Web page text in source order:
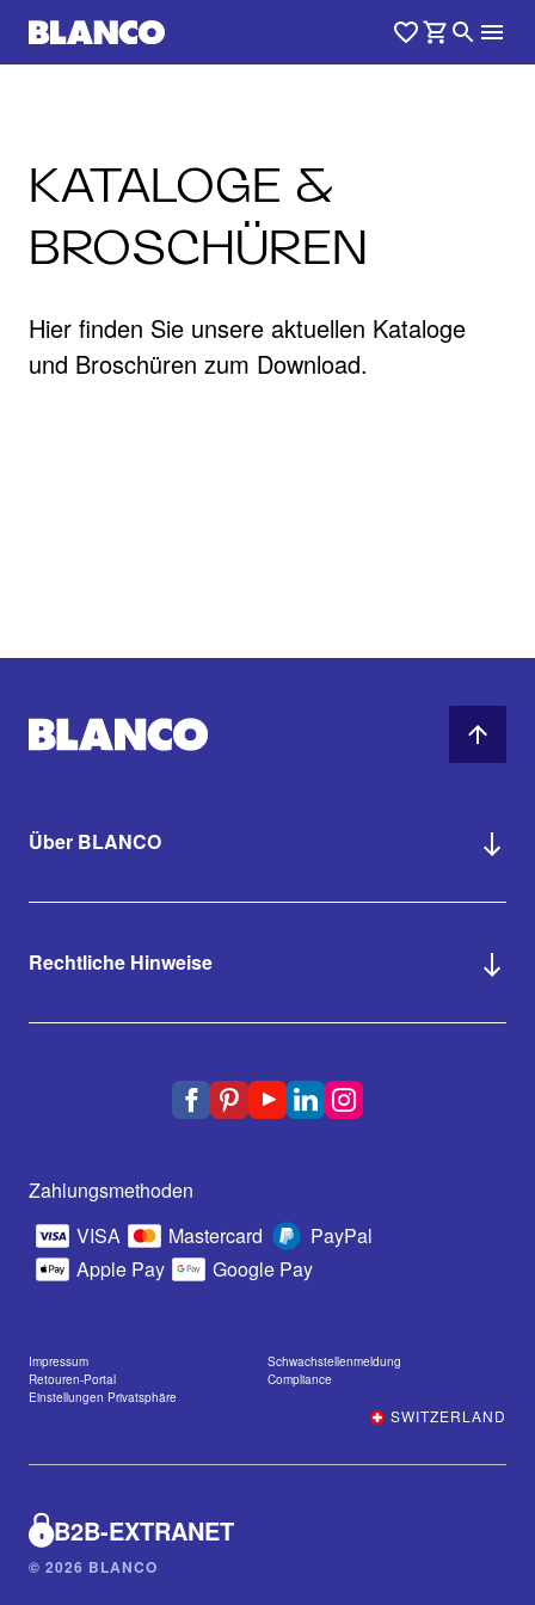
KATALOGE &
BROSCHÜREN
Hier finden Sie unsere aktuellen Kataloge
und Broschüren zum Download.
Über BLANCO
Rechtliche Hinweise
Zahlungsmethoden
VISA
Mastercard
PayPal
Apple Pay
Google Pay
Impressum
Schwachstellenmeldung
Retouren-Portal
Compliance
Einstellungen Privatsphäre
SWITZERLAND
B2B-EXTRANET
© 2026 BLANCO